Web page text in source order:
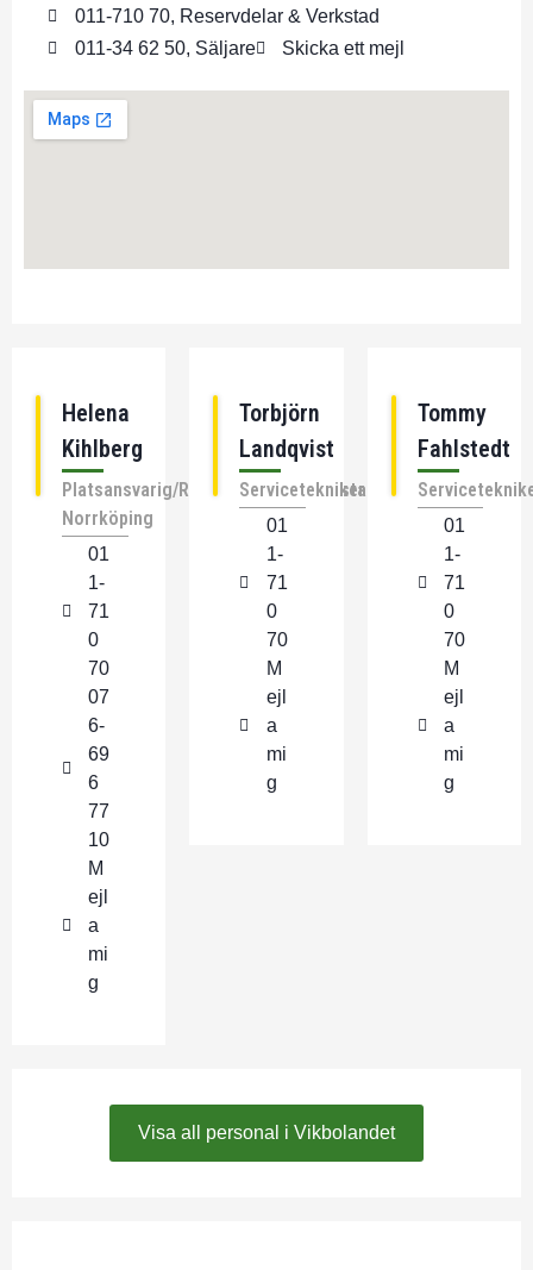
011-710 70, Reservdelar & Verkstad
011-34 62 50, Säljare
Skicka ett mejl
Helena
Kihlberg
Platsansvarig/Reservdelar/Verkmästare
Norrköping
01
1-
71
0
70
07
6-
69
6
77
10
M
ejl
a
mi
g
Torbjörn
Landqvist
Servicetekniker
01
1-
71
0
70
M
ejl
a
mi
g
Tommy
Fahlstedt
01
1-
71
0
70
M
ejl
a
mi
g
Visa all personal i Vikbolandet